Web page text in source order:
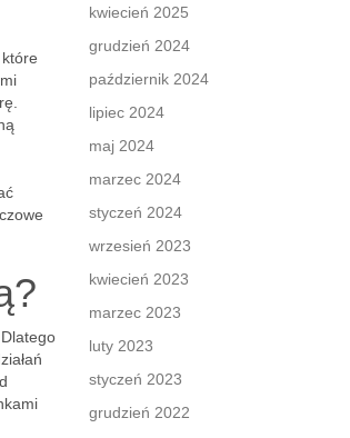
kwiecień 2025
grudzień 2024
październik 2024
lipiec 2024
maj 2024
marzec 2024
styczeń 2024
wrzesień 2023
kwiecień 2023
marzec 2023
luty 2023
styczeń 2023
grudzień 2022